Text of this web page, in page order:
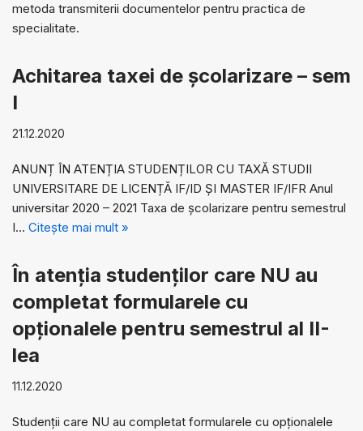
metoda transmiterii documentelor pentru practica de
specialitate.
Achitarea taxei de școlarizare – sem
I
21.12.2020
ANUNȚ ÎN ATENȚIA STUDENȚILOR CU TAXĂ STUDII
UNIVERSITARE DE LICENȚĂ IF/ID ȘI MASTER IF/IFR Anul
universitar 2020 – 2021 Taxa de școlarizare pentru semestrul
I… Citește mai mult »
În atenția studenților care NU au
completat formularele cu
opționalele pentru semestrul al II-
lea
11.12.2020
Studenții care NU au completat formularele cu opționalele